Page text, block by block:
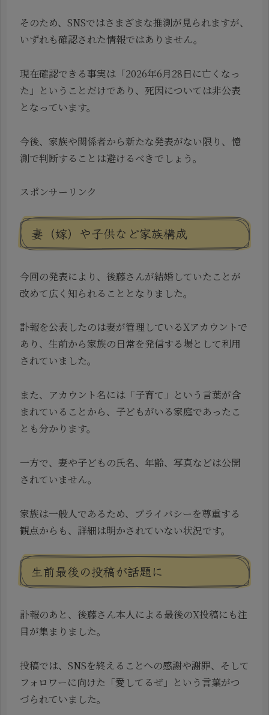
そのため、SNSではさまざまな推測が見られますが、
いずれも確認された情報ではありません。
現在確認できる事実は「2026年6月28日に亡くなっ
た」ということだけであり、死因については非公表
となっています。
今後、家族や関係者から新たな発表がない限り、憶
測で判断することは避けるべきでしょう。
スポンサーリンク
妻（嫁）や子供など家族構成
今回の発表により、後藤さんが結婚していたことが
改めて広く知られることとなりました。
訃報を公表したのは妻が管理しているXアカウントで
あり、生前から家族の日常を発信する場として利用
されていました。
また、アカウント名には「子育て」という言葉が含
まれていることから、子どもがいる家庭であったこ
とも分かります。
一方で、妻や子どもの氏名、年齢、写真などは公開
されていません。
家族は一般人であるため、プライバシーを尊重する
観点からも、詳細は明かされていない状況です。
生前最後の投稿が話題に
訃報のあと、後藤さん本人による最後のX投稿にも注
目が集まりました。
投稿では、SNSを終えることへの感謝や謝罪、そして
フォロワーに向けた「愛してるぜ」という言葉がつ
づられていました。